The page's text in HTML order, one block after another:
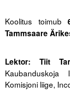
Liitu meililistiga
Incoterms®
Abimaterjalid
Koolitus toimub
Tammsaare
Lektor: Tiit
Komisjoni liige,